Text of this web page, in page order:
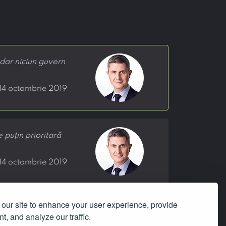
site to enhance your user experience, provide
and analyze our traffic.
niciun guvern
octombrie 2019
puțin prioritară
octombrie 2019